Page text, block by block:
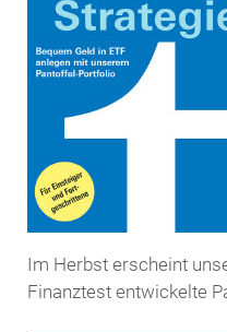
Im Herbst erscheint
Finanztest entwickelte